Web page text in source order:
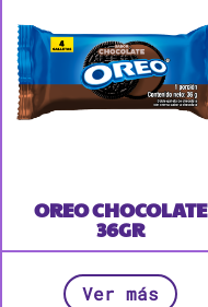
OREO CHOCOLATE
36GR
Ver más